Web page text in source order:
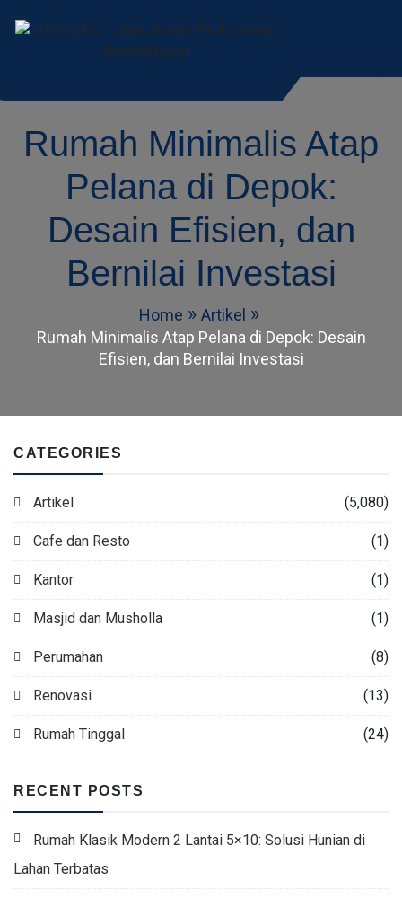
Arsitek Profesional
Bersertifikasi
Rumah Minimalis Atap
Pelana di Depok:
Desain Efisien, dan
Bernilai Investasi
Home
Artikel
Rumah Minimalis Atap Pelana di Depok: Desain
Efisien, dan Bernilai Investasi
CATEGORIES
Artikel (5,080)
Cafe dan Resto (1)
Kantor (1)
Masjid dan Musholla (1)
Perumahan (8)
Renovasi (13)
Rumah Tinggal (24)
RECENT POSTS
Rumah Klasik Modern 2 Lantai 5×10: Solusi Hunian di
Lahan Terbatas